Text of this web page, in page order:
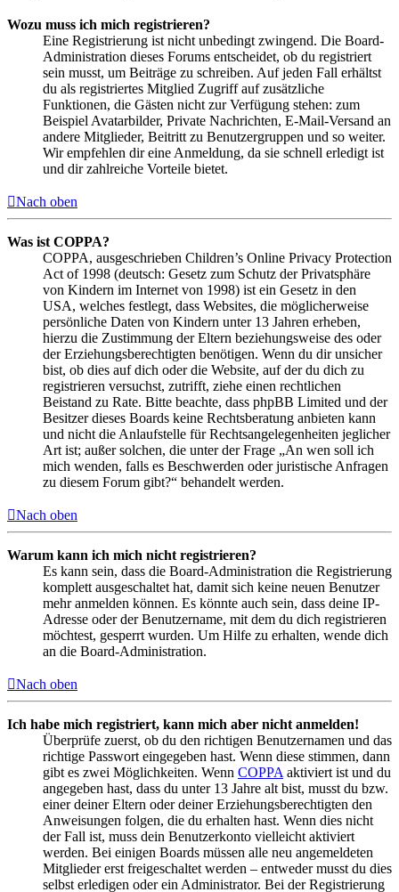
Wozu muss ich mich registrieren?
Eine Registrierung ist nicht unbedingt zwingend. Die Board-
Administration dieses Forums entscheidet, ob du registriert
sein musst, um Beiträge zu schreiben. Auf jeden Fall erhältst
du als registriertes Mitglied Zugriff auf zusätzliche
Funktionen, die Gästen nicht zur Verfügung stehen: zum
Beispiel Avatarbilder, Private Nachrichten, E-Mail-Versand an
andere Mitglieder, Beitritt zu Benutzergruppen und so weiter.
Wir empfehlen dir eine Anmeldung, da sie schnell erledigt ist
und dir zahlreiche Vorteile bietet.
Nach oben
Was ist COPPA?
COPPA, ausgeschrieben Children’s Online Privacy Protection
Act of 1998 (deutsch: Gesetz zum Schutz der Privatsphäre
von Kindern im Internet von 1998) ist ein Gesetz in den
USA, welches festlegt, dass Websites, die möglicherweise
persönliche Daten von Kindern unter 13 Jahren erheben,
hierzu die Zustimmung der Eltern beziehungsweise des oder
der Erziehungsberechtigten benötigen. Wenn du dir unsicher
bist, ob dies auf dich oder die Website, auf der du dich zu
registrieren versuchst, zutrifft, ziehe einen rechtlichen
Beistand zu Rate. Bitte beachte, dass phpBB Limited und der
Besitzer dieses Boards keine Rechtsberatung anbieten kann
und nicht die Anlaufstelle für Rechtsangelegenheiten jeglicher
Art ist; außer solchen, die unter der Frage „An wen soll ich
mich wenden, falls es Beschwerden oder juristische Anfragen
zu diesem Forum gibt?“ behandelt werden.
Nach oben
Warum kann ich mich nicht registrieren?
Es kann sein, dass die Board-Administration die Registrierung
komplett ausgeschaltet hat, damit sich keine neuen Benutzer
mehr anmelden können. Es könnte auch sein, dass deine IP-
Adresse oder der Benutzername, mit dem du dich registrieren
möchtest, gesperrt wurden. Um Hilfe zu erhalten, wende dich
an die Board-Administration.
Nach oben
Ich habe mich registriert, kann mich aber nicht anmelden!
Überprüfe zuerst, ob du den richtigen Benutzernamen und das
richtige Passwort eingegeben hast. Wenn diese stimmen, dann
gibt es zwei Möglichkeiten. Wenn COPPA aktiviert ist und du
angegeben hast, dass du unter 13 Jahre alt bist, musst du bzw.
einer deiner Eltern oder deiner Erziehungsberechtigten den
Anweisungen folgen, die du erhalten hast. Wenn dies nicht
der Fall ist, muss dein Benutzerkonto vielleicht aktiviert
werden. Bei einigen Boards müssen alle neu angemeldeten
Mitglieder erst freigeschaltet werden – entweder musst du dies
selbst erledigen oder ein Administrator. Bei der Registrierung